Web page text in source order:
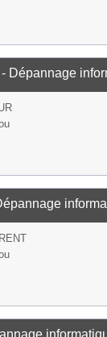
- Dépannage